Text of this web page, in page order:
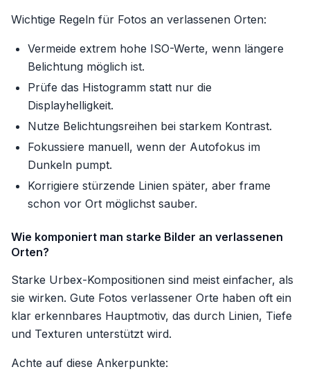
Wichtige Regeln für Fotos an verlassenen Orten:
Vermeide extrem hohe ISO-Werte, wenn längere
Belichtung möglich ist.
Prüfe das Histogramm statt nur die
Displayhelligkeit.
Nutze Belichtungsreihen bei starkem Kontrast.
Fokussiere manuell, wenn der Autofokus im
Dunkeln pumpt.
Korrigiere stürzende Linien später, aber frame
schon vor Ort möglichst sauber.
Wie komponiert man starke Bilder an verlassenen
Orten?
Starke Urbex-Kompositionen sind meist einfacher, als
sie wirken. Gute Fotos verlassener Orte haben oft ein
klar erkennbares Hauptmotiv, das durch Linien, Tiefe
und Texturen unterstützt wird.
Achte auf diese Ankerpunkte: